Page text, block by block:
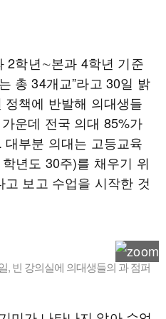
2학년∼본과 4학년 기준
총 34개교”라고 30일 밝
책에 반발해 의대생들
운데 전국 의대 85%가
부분 의대는 고등교육
년도 30주)를 채우기 위
보고 수업을 시작한 것
, 빈 강의실에 의대생들의 과 점퍼